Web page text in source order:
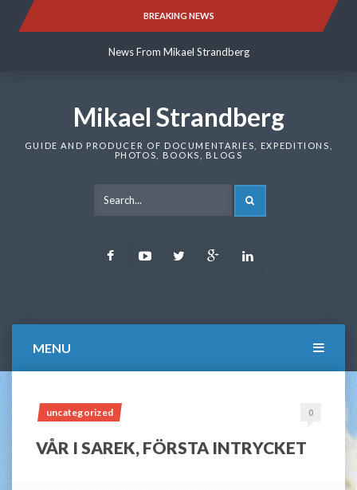
BREAKING NEWS
News From Mikael Strandberg
News From Mikael Strandberg
Mikael Strandberg
GUIDE AND PRODUCER OF DOCUMENTARIES, EXPEDITIONS,
PHOTOS, BOOKS, BLOGS
FacebookYoutubeTwitter Google
MENU
uncategorized 0
VÅR I SAREK, FÖRSTA INTRYCKET